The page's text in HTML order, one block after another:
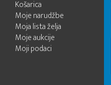
Košarica
Moje narudžbe
Moja lista želja
Moje aukcije
Moji podaci